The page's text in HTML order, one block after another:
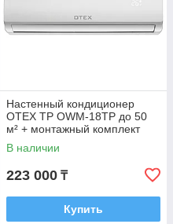
Настенный кондиционер
OTEX TP OWM-18TP до 50
м² + монтажный комплект
В наличии
223 000 ₸
Купить